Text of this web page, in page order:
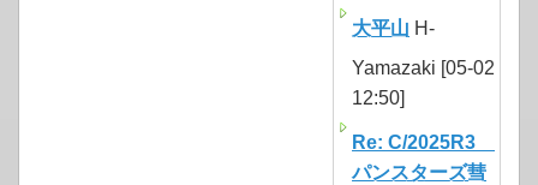
大平山 H-
Yamazaki [05-02
12:50]
Re: C/2025R3
パンスターズ彗